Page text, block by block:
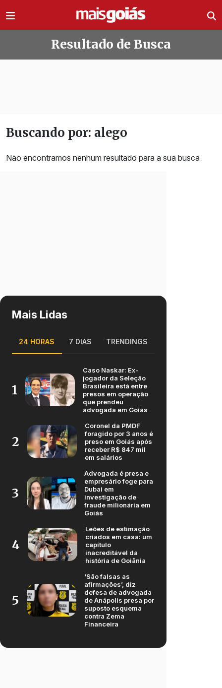
Resultado de Busca
Buscando por: alego
Não encontramos nenhum resultado para a sua busca
Mais Lidas
24 HORAS 7 DIAS TRENDINGS
1
Caso Naskar: Ex-
jogador da Seleção
Brasileira está entre
presos em operação
que prendeu
advogada em Goiás
2
Coronel da PMDF
foragido por 3 anos é
preso em Goiás após
receber R$ 847 mil
em salários
3
Advogada é presa e
empresário foge para
Dubai em
investigação de
fraude milionária em
Goiás
4
Leões de estimação
criados em casa: um
capítulo
inacreditável da
história de Goiânia
5
‘São falsas as
afirmações’, diz
defesa de advogada
de Anápolis presa por
suposto esquema
contra Zema
Financeira